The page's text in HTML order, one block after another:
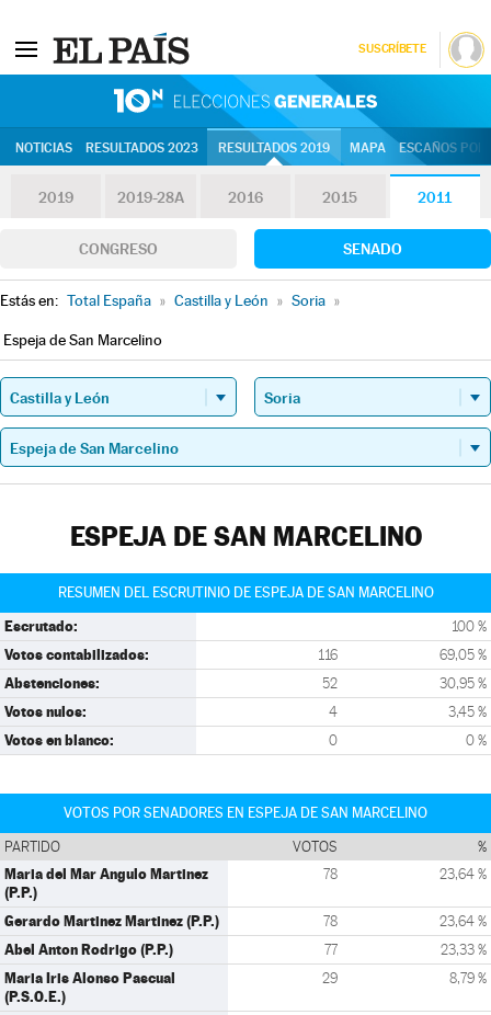
SUSCRÍBETE
NOTICIAS RESULTADOS 2023 RESULTADOS 2019 MAPA ESCAÑOS
2019 2019-28A 2016 2015 2011
CONGRESO SENADO
Estás en: Total España » Castilla y León » Soria »
Espeja de San Marcelino
ESPEJA DE SAN MARCELINO
RESUMEN DEL ESCRUTINIO DE ESPEJA DE SAN MARCELINO
Escrutado: 100 %
Votos contabilizados: 116 69,05 %
Abstenciones: 52 30,95 %
Votos nulos: 4 3,45 %
Votos en blanco: 0 0 %
VOTOS POR SENADORES EN ESPEJA DE SAN MARCELINO
PARTIDO VOTOS %
Maria del Mar Angulo Martinez
(P.P.)
78 23,64 %
Gerardo Martinez Martinez (P.P.) 78 23,64 %
Abel Anton Rodrigo (P.P.) 77 23,33 %
Maria Iris Alonso Pascual
(P.S.O.E.)
29 8,79 %